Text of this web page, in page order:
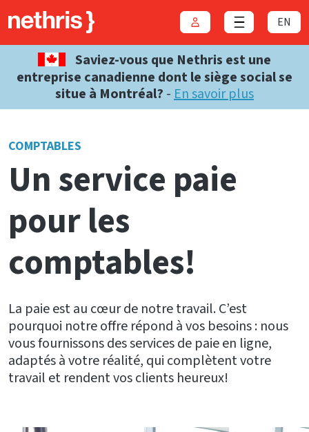
ConnexionClose menu
EN
Saviez-vous que Nethris est une
entreprise canadienne dont le siège social se
situe à Montréal? -En savoir plus
COMPTABLES
Un service paie
pour les
comptables!
La paie est au cœur de notre travail. C’est
pourquoi notre offre répond à vos besoins : nous
vous fournissons des services de paie en ligne,
adaptés à votre réalité, qui complètent votre
travail et rendent vos clients heureux!